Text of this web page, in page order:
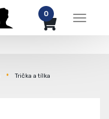
Menu
0
Trička a tílka